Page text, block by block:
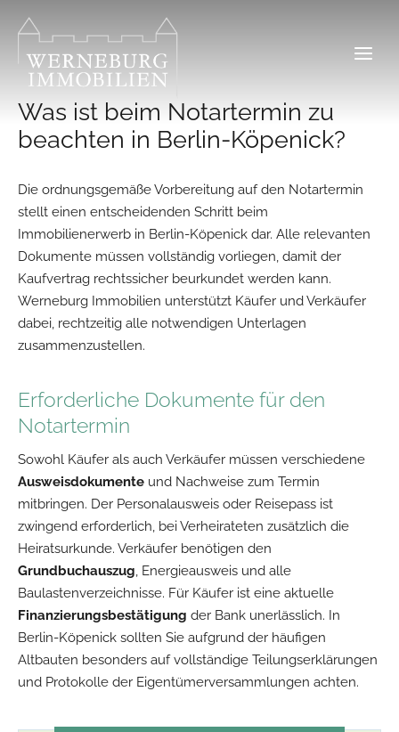
Inhalt
springen
Was ist beim Notartermin zu
beachten in Berlin-Köpenick?
Die ordnungsgemäße Vorbereitung auf den Notartermin
stellt einen entscheidenden Schritt beim
Immobilienerwerb in Berlin-Köpenick dar. Alle relevanten
Dokumente müssen vollständig vorliegen, damit der
Kaufvertrag rechtssicher beurkundet werden kann.
Werneburg Immobilien unterstützt Käufer und Verkäufer
dabei, rechtzeitig alle notwendigen Unterlagen
zusammenzustellen.
Erforderliche Dokumente für den
Notartermin
Sowohl Käufer als auch Verkäufer müssen verschiedene
Ausweisdokumente und Nachweise zum Termin
mitbringen. Der Personalausweis oder Reisepass ist
zwingend erforderlich, bei Verheirateten zusätzlich die
Heiratsurkunde. Verkäufer benötigen den
Grundbuchauszug, Energieausweis und alle
Baulastenverzeichnisse. Für Käufer ist eine aktuelle
Finanzierungsbestätigung der Bank unerlässlich. In
Berlin-Köpenick sollten Sie aufgrund der häufigen
Altbauten besonders auf vollständige Teilungserklärungen
und Protokolle der Eigentümerversammlungen achten.